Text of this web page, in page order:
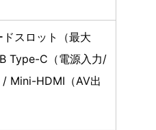
スロット（最大
Type-C（電源入力/
/ Mini-HDMI（AV出